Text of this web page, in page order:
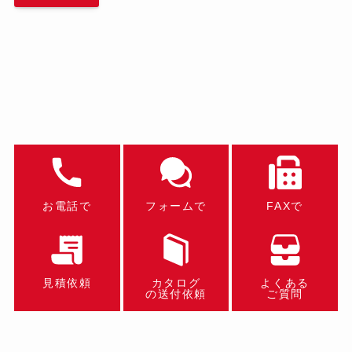
お電話で フォームで FAXで
見積依頼
カタログ
の送付依頼
よくある
ご質問